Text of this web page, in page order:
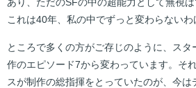
これは40年、私の中でずっと変わらないわ
ところで多くの方がご存じのように、ス
作のエピソード7から変わっています。そ
スが制作の総指揮をとっていたのが、今は